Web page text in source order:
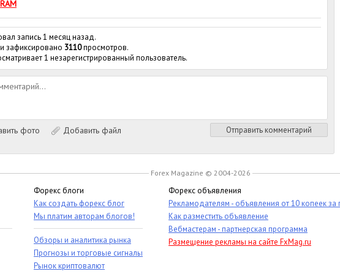
запись 1 месяц назад.
зафиксировано 3110просмотров.
1 незарегистрированный пользователь.
фото Добавить файл Отправить комментарий
Forex Magazine © 2004-2026
Форекс блоги
Как создать форекс блог
Мы платим авторам блогов!
Обзоры и аналитика рынка
Прогнозы и торговые сигналы
Рынок криптовалют
Форекс объявления
Рекламодателям - объявления от 10 копеек за
Как разместить объявление
Вебмастерам - партнерская программа
Размещение рекламы на сайте FxMag.ru